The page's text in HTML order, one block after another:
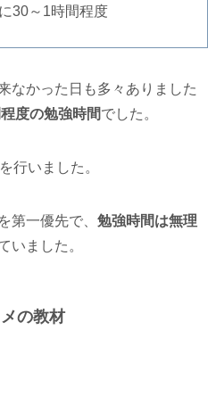
30～1時間程度
なかった日も多々ありました
度の勉強時間でした。
行いました。
第一優先で、 勉強時間は無理
いました。
の教材